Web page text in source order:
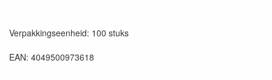
Verpakkingseenheid: 100 stuks
EAN: 4049500973618